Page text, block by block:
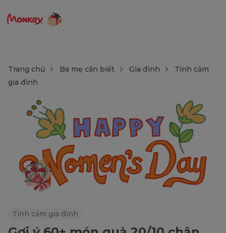
Trang chủ Ba mẹ cần biết Gia đình
Tình cảm
gia đình
Tình cảm gia đình